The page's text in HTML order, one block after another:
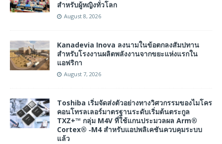
สำหรับผู้หญิงทั่วโลก
August 8, 2026
Kanadevia Inova ลงนามในข้อตกลงสัมปทาน
สำหรับโรงงานผลิตพลังงานจากขยะแห่งแรกใน
แอฟริกา
August 7, 2026
Toshiba เริ่มจัดส่งตัวอย่างทางวิศวกรรมของไมโคร
คอนโทรลเลอร์มาตรฐานระดับเริ่มต้นตระกูล
TXZ+™ กลุ่ม M4V ที่ใช้แกนประมวลผล Arm®
Cortex® ‑M4 สำหรับแอปพลิเคชันควบคุมระบบ
แล้ว